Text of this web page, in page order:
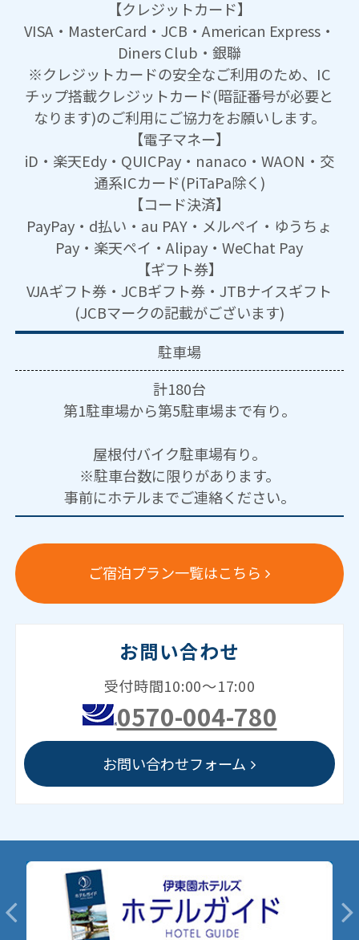
【クレジットカード】
VISA・MasterCard・JCB・American Express・
Diners Club・銀聯
※クレジットカードの安全なご利用のため、IC
チップ搭載クレジットカード(暗証番号が必要と
なります)のご利用にご協力をお願いします。
【電子マネー】
iD・楽天Edy・QUICPay・nanaco・WAON・交
通系ICカード(PiTaPa除く)
【コード決済】
PayPay・d払い・au PAY・メルペイ・ゆうちょ
Pay・楽天ペイ・Alipay・WeChat Pay
【ギフト券】
VJAギフト券・JCBギフト券・JTBナイスギフト
(JCBマークの記載がございます)
駐車場
計180台
第1駐車場から第5駐車場まで有り。
屋根付バイク駐車場有り。
※駐車台数に限りがあります。
事前にホテルまでご連絡ください。
ご宿泊プラン一覧はこちら
お問い合わせ
受付時間10:00～17:00
0570-004-780
お問い合わせフォーム